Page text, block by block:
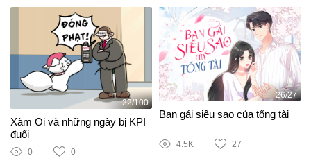
22/100
Xàm Oi và những ngày bị KPI
đuổi
0 0
26/27
Bạn gái siêu sao của tổng tài
4.5K 27